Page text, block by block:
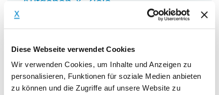
Diese Webseite verwendet Cookies
Wir verwenden Cookies, um Inhalte und Anzeigen zu
personalisieren, Funktionen für soziale Medien anbieten
zu können und die Zugriffe auf unsere Website zu
Aufgabenstellung
Unser Mandant, ein namhafter Partner
der Automobil- und Nutzfahrzeugindustrie
mit internationalen Standorten, sucht
einen Strategischen Einkäufer (m/w/d) ad